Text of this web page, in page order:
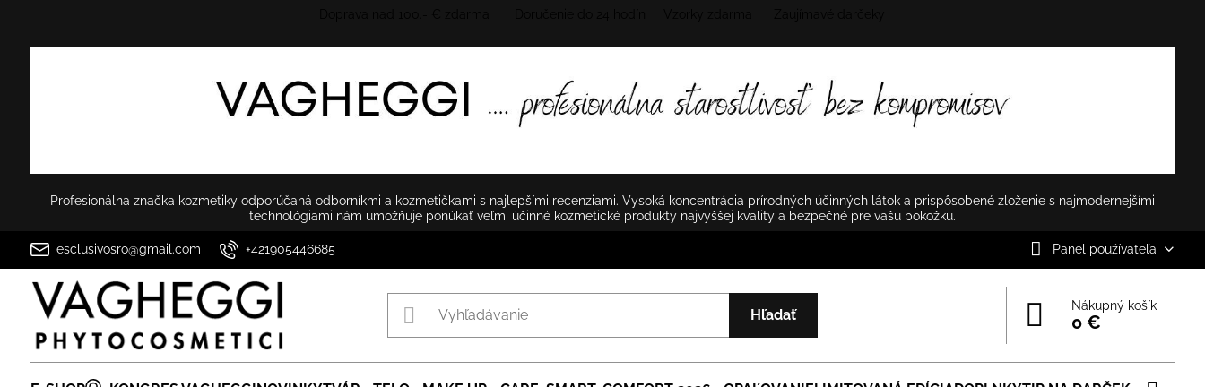
Profesionálna značka kozmetiky odporúčaná odborníkmi a kozmetičkami s najlepšími recenziami. Vysoká koncentrácia prírodných účinných látok a prispôsobené zloženie s najmodernejšími
technológiami nám umožňuje ponúkať veľmi účinné kozmetické produkty najvyššej kvality a bezpečné pre vašu pokožku.
esclusivosro@gmail.com +421905446685 Panel používateľa
Hľadať
Nákupný košík
0 €